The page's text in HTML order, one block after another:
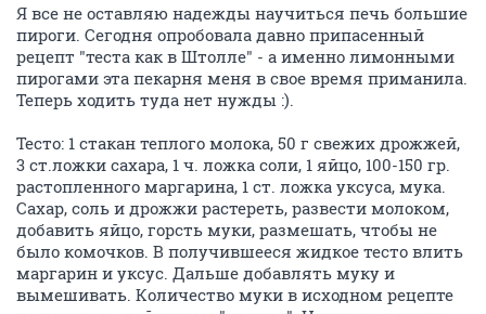
Я все не оставляю надежды научиться печь большие
пироги. Сегодня опробовала давно припасенный
рецепт "теста как в Штолле" - а именно лимонными
пирогами эта пекарня меня в свое время приманила.
Теперь ходить туда нет нужды :).
Тесто: 1 стакан теплого молока, 50 г свежих дрожжей,
3 ст.ложки сахара, 1 ч. ложка соли, 1 яйцо, 100-150 гр.
растопленного маргарина, 1 ст. ложка уксуса, мука.
Сахар, соль и дрожжи растереть, развести молоком,
добавить яйцо, горсть муки, размешать, чтобы не
было комочков. В получившееся жидкое тесто влить
маргарин и уксус. Дальше добавлять муку и
вымешивать. Количество муки в исходном рецепте